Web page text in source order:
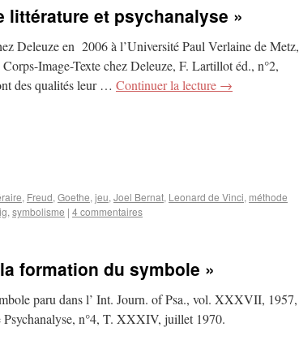
littérature et psychanalyse »
Deleuze en 2006 à l’Université Paul Verlaine de Metz,
Image-Texte chez Deleuze, F. Lartillot éd., n°2,
des qualités leur … Continuer la lecture →
, Freud, Goethe, jeu, Joel Bernat, Leonard de Vinci, méthode
, symbolisme | 4 commentaires
formation du symbole »
paru dans l’ Int. Journ. of Psa., vol. XXXVII, 1957,
Psychanalyse, n°4, T. XXXIV, juillet 1970.